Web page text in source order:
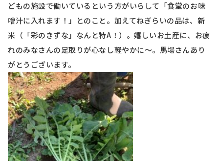
どもの施設で働いているという方がいらして「食堂のお味
噌汁に入れます！」とのこと。加えてねぎらいの品は、新
米（「彩のきずな」なんと特A ！）。嬉しいお土産に、お疲
れのみなさんの足取りが心なし軽やかに～。馬場さんあり
がとうございます。